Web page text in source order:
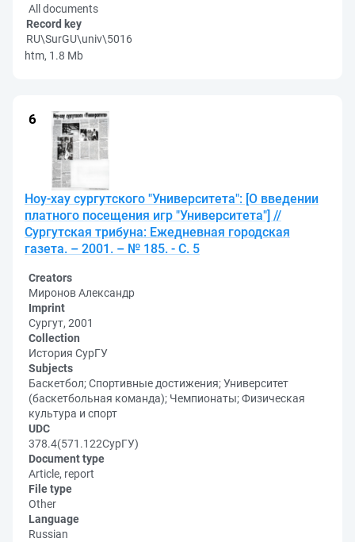
All documents
Record key
RU\SurGU\univ\5016
htm, 1.8 Mb
Ноу-хау сургутского "Университета": [О введении
платного посещения игр "Университета"] //
Сургутская трибуна: Ежедневная городская
газета. – 2001. – № 185. - С. 5
Creators
Миронов Александр
Imprint
Сургут, 2001
Collection
История СурГУ
Subjects
Баскетбол; Спортивные достижения; Университет
(баскетбольная команда); Чемпионаты; Физическая
культура и спорт
UDC
378.4(571.122СурГУ)
Document type
Article, report
File type
Other
Language
Russian